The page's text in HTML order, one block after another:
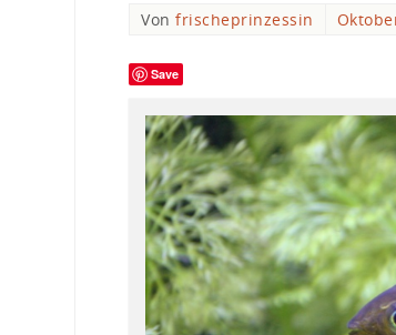
Von frischeprinzessin
Save